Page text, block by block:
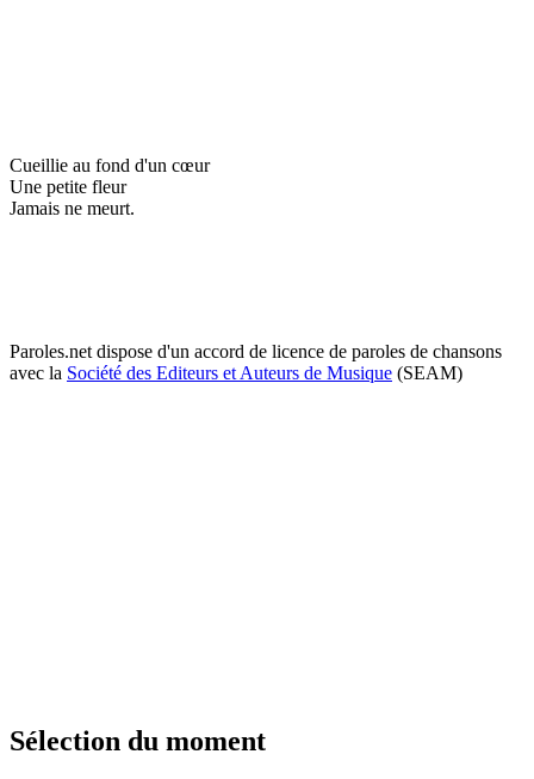
Cueillie au fond d'un cœur
Une petite fleur
Jamais ne meurt.
Paroles.net dispose d'un accord de licence de paroles de chansons
avec la Société des Editeurs et Auteurs de Musique (SEAM)
Sélection du moment